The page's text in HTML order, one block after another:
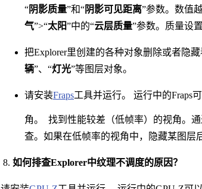
“阴影质量”和“阴影可见距离”参数。数值
气”>“太阳”中的“云层质量”参数。质量设
把Explorer里创建的各种对象删除或者隐
辆”、“灯光”等图层对象。
请安装Fraps工具并运行。 运行中的Fraps
角。
找到性能较差（低帧率）的视角。
查。如果在低帧率的视角中，隐藏某图层
如何排查Explorer中纹理不调度的原因？